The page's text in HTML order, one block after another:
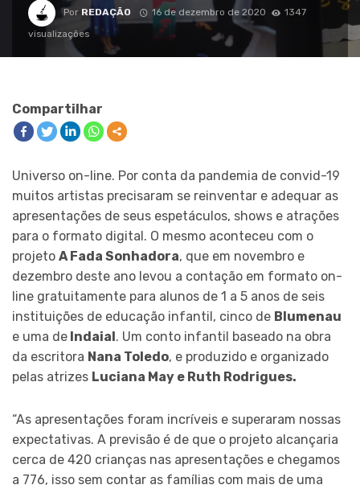
Por REDAÇÃO 16 de dezembro de 2020
1347
visualizações
Compartilhar
Universo on-line. Por conta da pandemia de convid-19
muitos artistas precisaram se reinventar e adequar as
apresentações de seus espetáculos, shows e atrações
para o formato digital. O mesmo aconteceu com o
projeto A Fada Sonhadora, que em novembro e
dezembro deste ano levou a contação em formato on-
line gratuitamente para alunos de 1 a 5 anos de seis
instituições de educação infantil, cinco de Blumenau
e uma de Indaial. Um conto infantil baseado na obra
da escritora Nana Toledo, e produzido e organizado
pelas atrizes Luciana May e Ruth Rodrigues.
“As apresentações foram incríveis e superaram nossas
expectativas. A previsão é de que o projeto alcançaria
cerca de 420 crianças nas apresentações e chegamos
a 776, isso sem contar as famílias com mais de uma